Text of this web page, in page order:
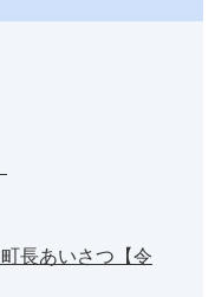
長あいさつ【令